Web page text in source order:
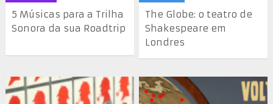
5 Músicas para a Trilha
Sonora da sua Roadtrip
The Globe: o teatro de
Shakespeare em
Londres